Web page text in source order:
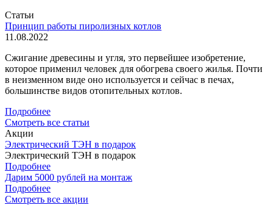
Статьи
Принцип работы пиролизных котлов
11.08.2022
Сжигание древесины и угля, это первейшее изобретение,
которое применил человек для обогрева своего жилья. Почти
в неизменном виде оно используется и сейчас в печах,
большинстве видов отопительных котлов.
Подробнее
Смотреть все статьи
Акции
Электрический ТЭН в подарок
Электрический ТЭН в подарок
Подробнее
Дарим 5000 рублей на монтаж
Подробнее
Смотреть все акции